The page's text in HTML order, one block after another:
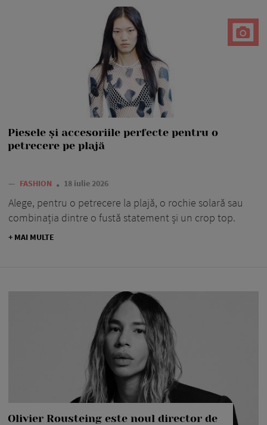
Piesele și accesoriile perfecte pentru o
petrecere pe plajă
— FASHION 18 iulie 2026
Alege, pentru o petrecere la plajă, o rochie solară sau
combinația dintre o fustă statement și un crop top.
+ MAI MULTE
Olivier Rousteing este noul director de